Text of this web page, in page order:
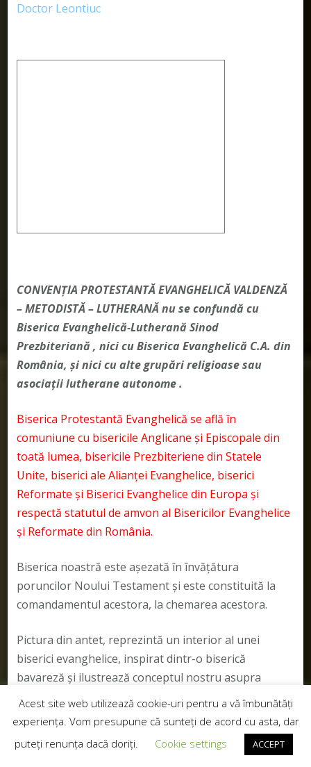
Doctor Leontiuc
CONVENŢIA PROTESTANTĂ EVANGHELICĂ VALDENZĂ
– METODISTĂ – LUTHERANĂ nu se confundă cu
Biserica Evanghelică-Lutherană Sinod
Prezbiteriană , nici cu Biserica Evanghelică C.A. din
România, și nici cu alte grupări religioase sau
asociații lutherane autonome .
Biserica Protestantă Evanghelică se află în
comuniune cu bisericile Anglicane și Episcopale din
toată lumea, bisericile Prezbiteriene din Statele
Unite, biserici ale Alianței Evanghelice, biserici
Reformate și Biserici Evanghelice din Europa și
respectă statutul de amvon al Bisericilor Evanghelice
și Reformate din România.
Biserica noastră este așezată în învățătura
poruncilor Noului Testament și este constituită la
comandamentul acestora, la chemarea acestora.
Pictura din antet, reprezintă un interior al unei
biserici evanghelice, inspirat dintr-o biserică
bavareză și ilustrează conceptul nostru asupra
arhitecturii bisericești cu elemente gotice sau
eclectice. Folosim fotografii ale unor biserici înfrățite
Acest site web utilizează cookie-uri pentru a vă îmbunătăți
experiența. Vom presupune că sunteți de acord cu asta, dar
puteți renunța dacă doriți.
Cookie settings ACCEPT